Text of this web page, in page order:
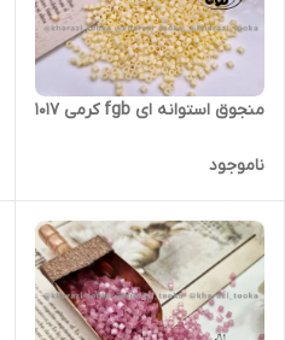
منجوق استوانه ای fgb کرمی ۱۰۱۷
ناموجود